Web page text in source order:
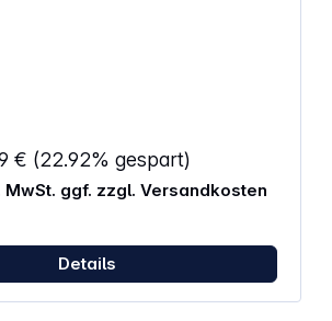
€ (22.92% gespart)
MwSt. ggf. zzgl. Versandkosten
Details